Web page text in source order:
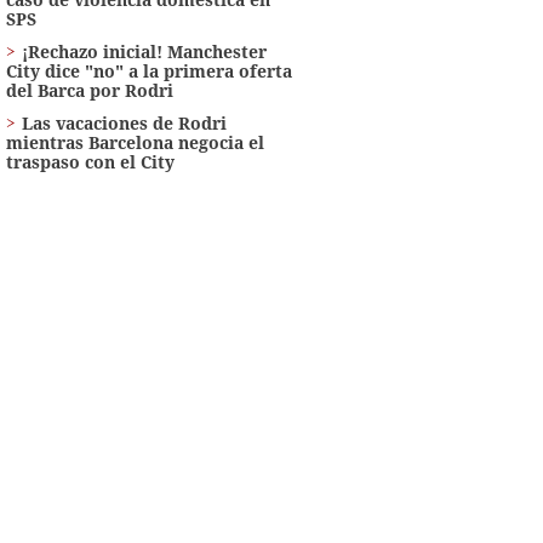
SPS
¡Rechazo inicial! Manchester
City dice "no" a la primera oferta
del Barca por Rodri
Las vacaciones de Rodri
mientras Barcelona negocia el
traspaso con el City